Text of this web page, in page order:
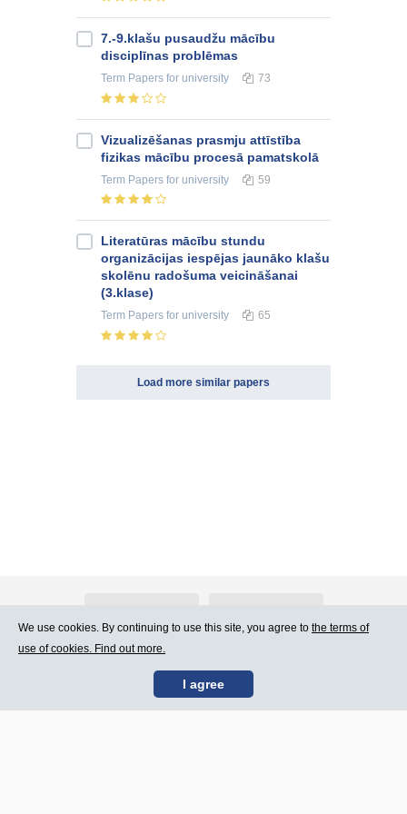
7.-9.klašu pusaudžu mācību
disciplīnas problēmas
Term Papers for university 73
Vizualizēšanas prasmju attīstība
fizikas mācību procesā pamatskolā
Term Papers for university 59
Literatūras mācību stundu
organizācijas iespējas jaunāko klašu
skolēnu radošuma veicināšanai
(3.klase)
Term Papers for university 65
Load more similar papers
Contact Us Terms of Use
We use cookies. By continuing to use this site, you agree to the terms of
use of cookies. Find out more.
I agree